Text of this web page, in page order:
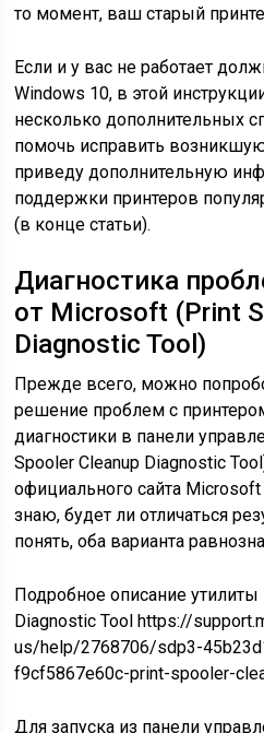
то момент, ваш старый
Если и у вас не работает
Windows 10, в этой
несколько дополнительных
помочь исправить
приведу дополнительную
поддержки принтеров
(в конце статьи).
Диагностика
от Microsoft (Print
Diagnostic Tool)
Прежде всего, можно
решение проблем с
диагностики в панели
Spooler Cleanup Diagnostic
официального сайта Microsoft
знаю, будет ли отличаться
понять, оба варианта
Подробное описание утилиты
Diagnostic Tool https://
us/help/2768706/sdp3-
f9cf5867e60c-print-spooler-
Для запуска из панели